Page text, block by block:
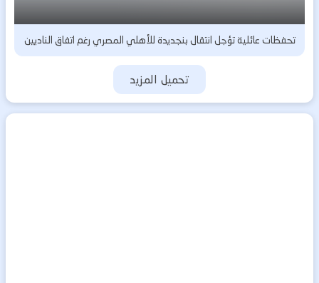
تحفظات عائلية تؤجل انتقال بنجديدة للأهلي المصري رغم اتفاق الناديين
تحميل المزيد